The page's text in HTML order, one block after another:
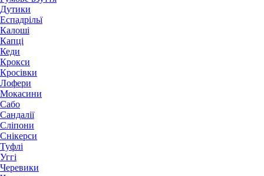
Дутики
Еспадрільї
Калоші
Капці
Кеди
Крокси
Кросівки
Лофери
Мокасини
Сабо
Сандалії
Сліпони
Снікерси
Туфлі
Уггі
Черевики